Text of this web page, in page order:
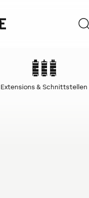
Extensions & Schnittstellen